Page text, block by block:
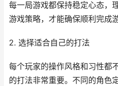
每一局游戏都保持稳定心态，
游戏策略，才能确保顺利完成
2. 选择适合自己的打法
每个玩家的操作风格和习性都
的打法非常重要。不同的角色